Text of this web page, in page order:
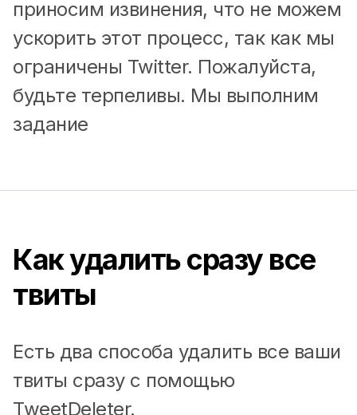
приносим извинения, что не можем
ускорить этот процесс, так как мы
ограничены Twitter. Пожалуйста,
будьте терпеливы. Мы выполним
задание
Как удалить сразу все
твиты
Есть два способа удалить все ваши
твиты сразу с помощью
TweetDeleter.